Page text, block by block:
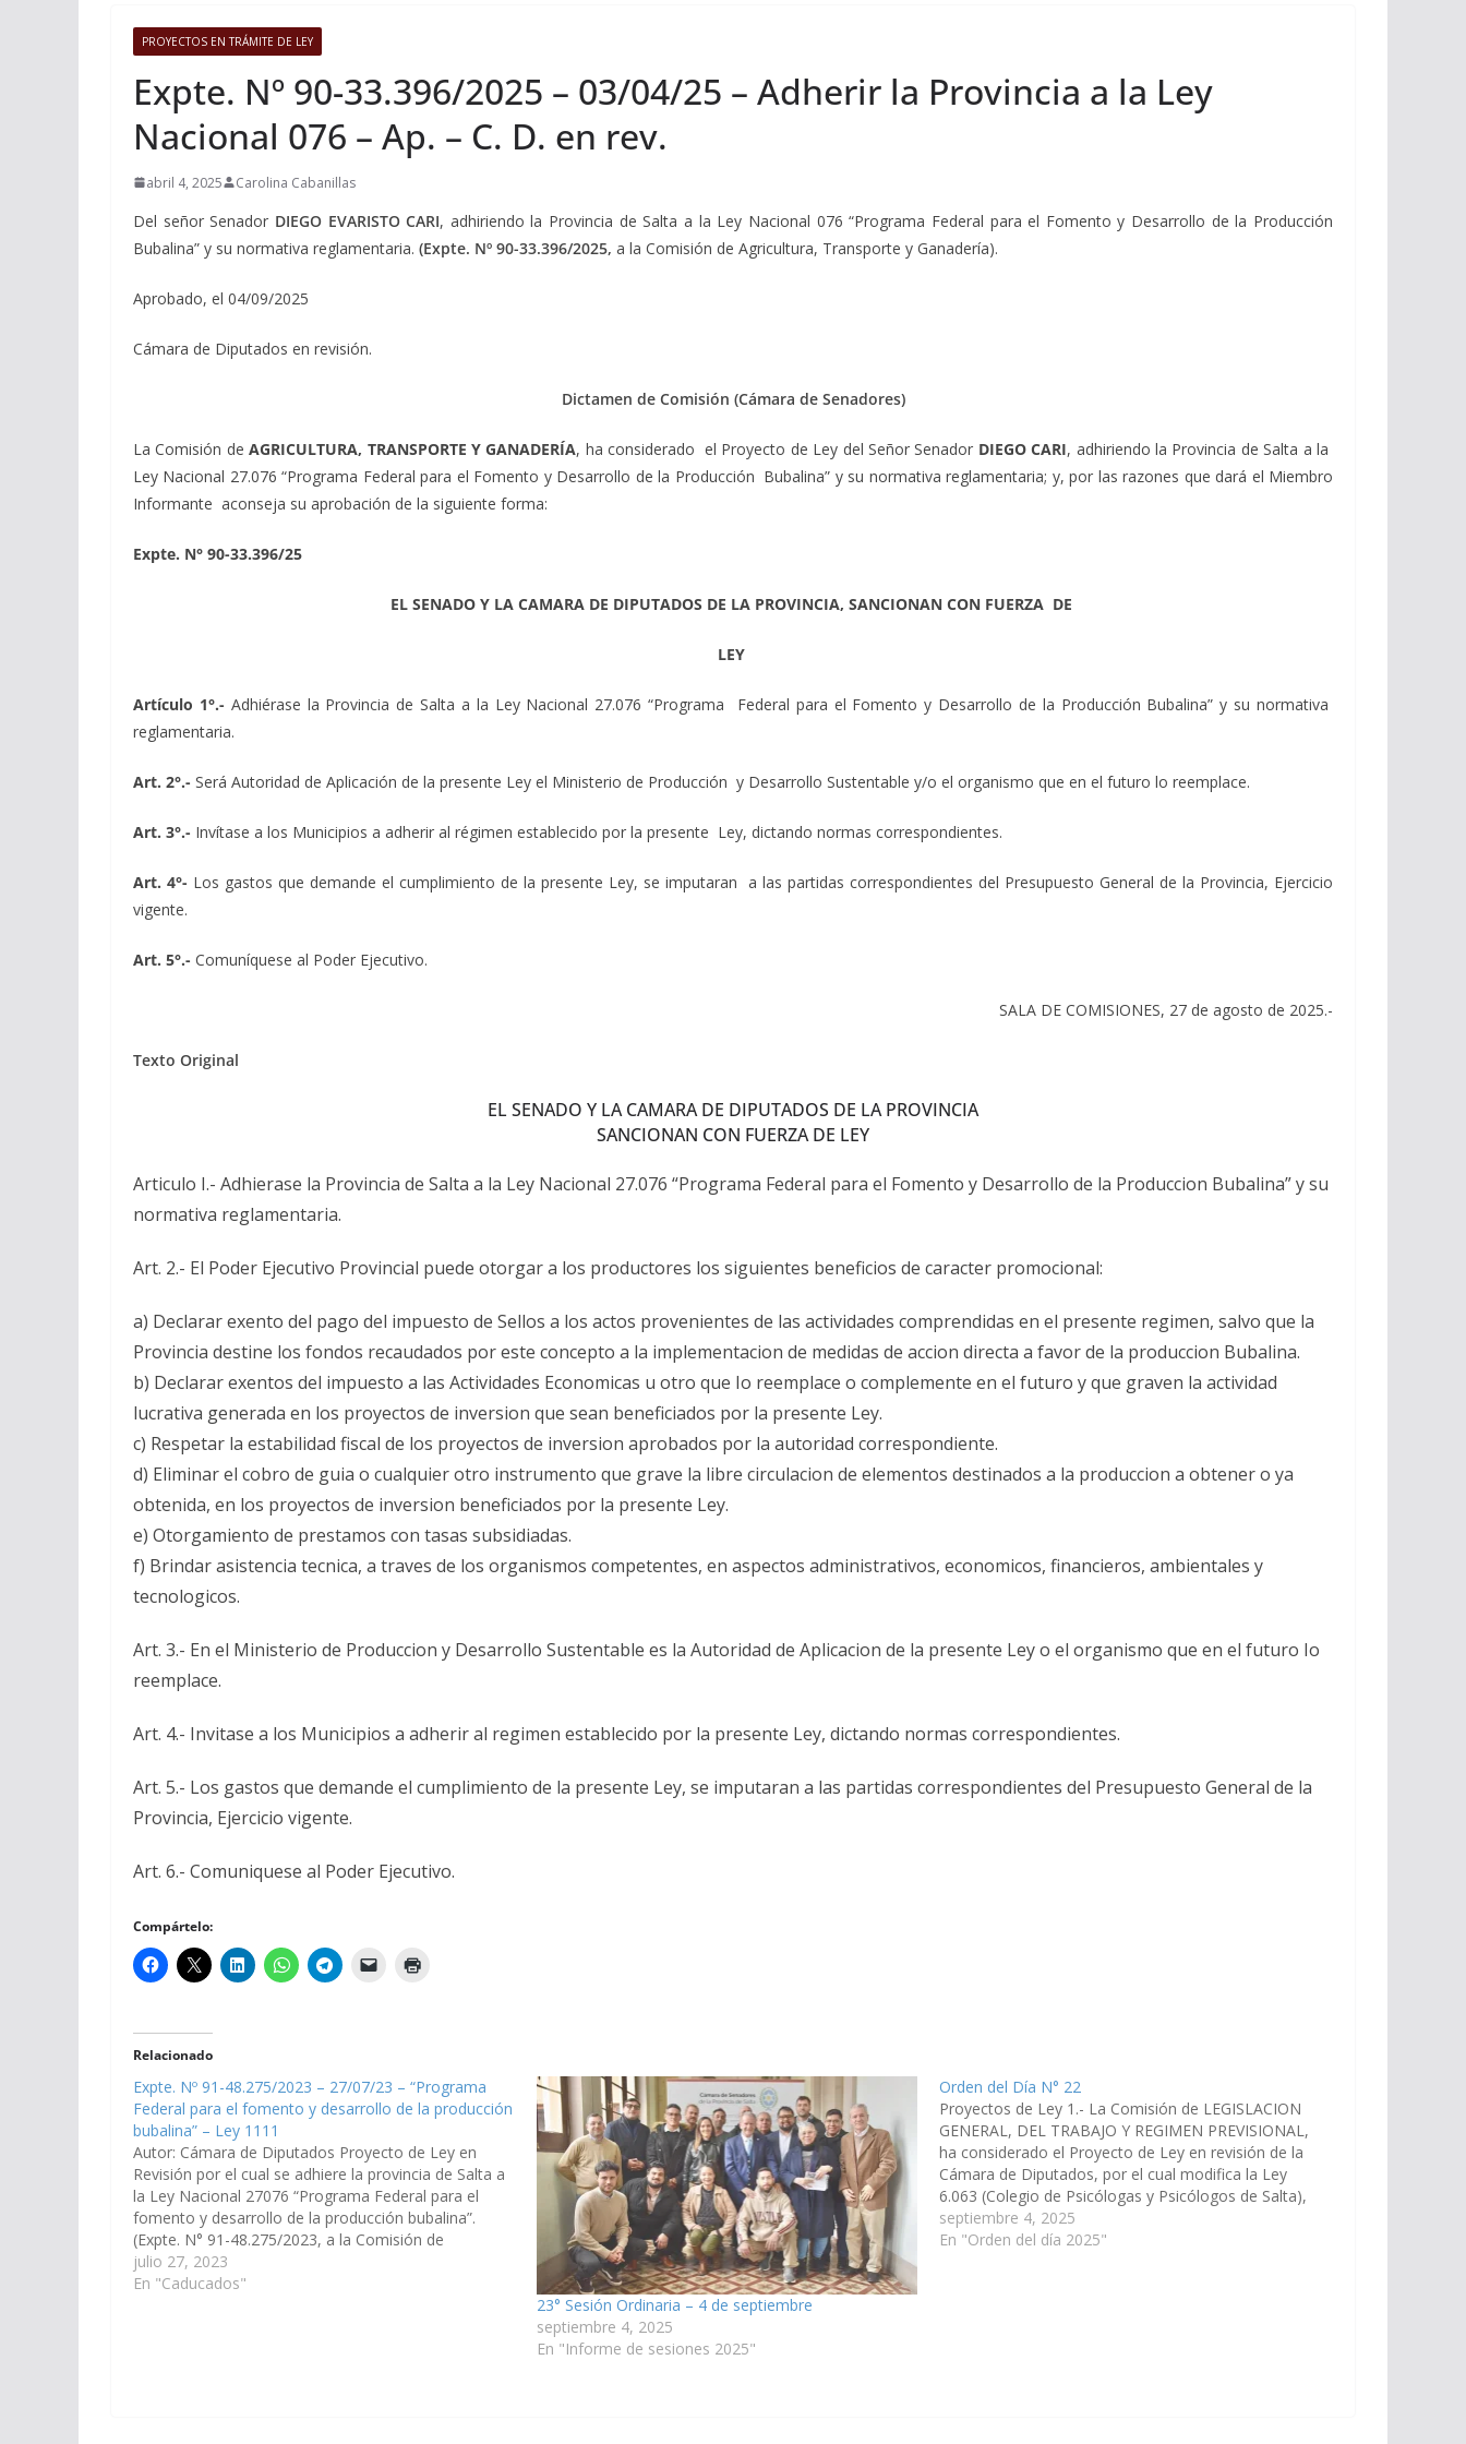
PROYECTOS EN TRÁMITE DE LEY
Expte. Nº 90-33.396/2025 – 03/04/25 – Adherir la Provincia a la Ley
Nacional 076 – Ap. – C. D. en rev.
abril 4, 2025 Carolina Cabanillas
Del señor Senador DIEGO EVARISTO CARI, adhiriendo la Provincia de Salta a la Ley Nacional 076 “Programa Federal para el Fomento y Desarrollo de la Producción
Bubalina” y su normativa reglamentaria. (Expte. Nº 90-33.396/2025, a la Comisión de Agricultura, Transporte y Ganadería).
Aprobado, el 04/09/2025
Cámara de Diputados en revisión.
Dictamen de Comisión (Cámara de Senadores)
La Comisión deAGRICULTURA, TRANSPORTE Y GANADERÍA, ha considerado el Proyecto de Ley del Señor Senador DIEGO CARI, adhiriendo la Provincia de Salta a la
Ley Nacional 27.076 “Programa Federal para el Fomento y Desarrollo de la Producción Bubalina” y su normativa reglamentaria; y, por las razones que dará el Miembro
Informante aconseja su aprobación de la siguiente forma:
Expte. N° 90-33.396/25
EL SENADO Y LA CAMARA DE DIPUTADOS DE LA PROVINCIA, SANCIONAN CON FUERZA DE
LEY
Artículo 1°.- Adhiérase la Provincia de Salta a la Ley Nacional 27.076 “Programa Federal para el Fomento y Desarrollo de la Producción Bubalina” y su normativa
reglamentaria.
Art. 2°.- Será Autoridad de Aplicación de la presente Ley el Ministerio de Producción y Desarrollo Sustentable y/o el organismo que en el futuro lo reemplace.
Art. 3°.- Invítase a los Municipios a adherir al régimen establecido por la presente Ley, dictando normas correspondientes.
Art. 4°- Los gastos que demande el cumplimiento de la presente Ley, se imputaran a las partidas correspondientes del Presupuesto General de la Provincia, Ejercicio
vigente.
Art. 5°.- Comuníquese al Poder Ejecutivo.
SALA DE COMISIONES, 27 de agosto de 2025.-
Texto Original
EL SENADO Y LA CAMARA DE DIPUTADOS DE LA PROVINCIA
SANCIONAN CON FUERZA DE LEY
Articulo I.- Adhierase la Provincia de Salta a la Ley Nacional 27.076 “Programa Federal para el Fomento y Desarrollo de la Produccion Bubalina” y su
normativa reglamentaria.
Art. 2.- El Poder Ejecutivo Provincial puede otorgar a los productores los siguientes beneficios de caracter promocional:
a) Declarar exento del pago del impuesto de Sellos a los actos provenientes de las actividades comprendidas en el presente regimen, salvo que la
Provincia destine los fondos recaudados por este concepto a la implementacion de medidas de accion directa a favor de la produccion Bubalina.
b) Declarar exentos del impuesto a las Actividades Economicas u otro que Io reemplace o complemente en el futuro y que graven la actividad
lucrativa generada en los proyectos de inversion que sean beneficiados por la presente Ley.
c) Respetar la estabilidad fiscal de los proyectos de inversion aprobados por la autoridad correspondiente.
d) Eliminar el cobro de guia o cualquier otro instrumento que grave la libre circulacion de elementos destinados a la produccion a obtener o ya
obtenida, en los proyectos de inversion beneficiados por la presente Ley.
e) Otorgamiento de prestamos con tasas subsidiadas.
f) Brindar asistencia tecnica, a traves de los organismos competentes, en aspectos administrativos, economicos, financieros, ambientales y
tecnologicos.
Art. 3.- En el Ministerio de Produccion y Desarrollo Sustentable es la Autoridad de Aplicacion de la presente Ley o el organismo que en el futuro Io
reemplace.
Art. 4.- Invitase a los Municipios a adherir al regimen establecido por la presente Ley, dictando normas correspondientes.
Art. 5.- Los gastos que demande el cumplimiento de la presente Ley, se imputaran a las partidas correspondientes del Presupuesto General de la
Provincia, Ejercicio vigente.
Art. 6.- Comuniquese al Poder Ejecutivo.
Compártelo:
Relacionado
Expte. Nº 91-48.275/2023 – 27/07/23 – “Programa
Federal para el fomento y desarrollo de la producción
bubalina” – Ley 1111
Autor: Cámara de Diputados Proyecto de Ley en
Revisión por el cual se adhiere la provincia de Salta a
la Ley Nacional 27076 “Programa Federal para el
fomento y desarrollo de la producción bubalina”.
(Expte. N° 91-48.275/2023, a la Comisión de
Agricultura, Transporte y Ganadería). Ley 1111, de
fecha 13/03/2025 …
julio 27, 2023
En "Caducados"
23° Sesión Ordinaria – 4 de septiembre
septiembre 4, 2025
En "Informe de sesiones 2025"
Orden del Día N° 22
Proyectos de Ley 1.- La Comisión de LEGISLACION
GENERAL, DEL TRABAJO Y REGIMEN PREVISIONAL,
ha considerado el Proyecto de Ley en revisión de la
Cámara de Diputados, por el cual modifica la Ley
6.063 (Colegio de Psicólogas y Psicólogos de Salta),
y; por las razones que dará el miembro informante…
septiembre 4, 2025
En "Orden del día 2025"